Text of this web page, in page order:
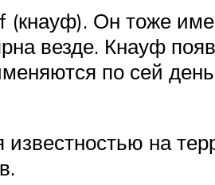
Он тоже
везде. Кнауф
по сей
известностью на